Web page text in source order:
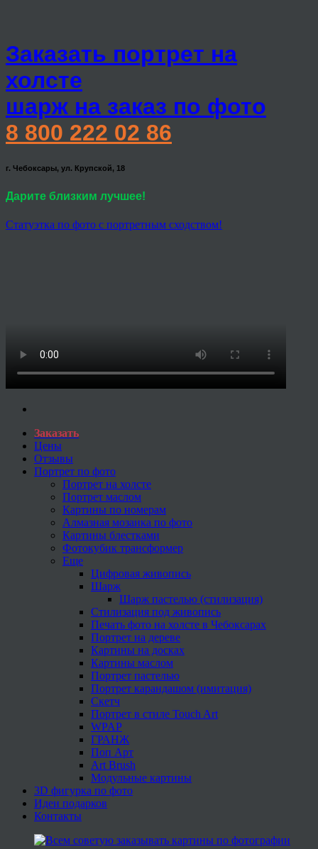
Заказать портрет на
холсте
шарж на заказ по фото
8 800 222 02 86
г. Чебоксары, ул. Крупской, 18
Дарите близким лучшее!
Статуэтка по фото с портретным сходством!
Заказать
Цены
Отзывы
Портрет по фото
Портрет на холсте
Портрет маслом
Картины по номерам
Алмазная мозаика по фото
Картины блестками
Фотокубик трансформер
Еще
Цифровая живопись
Шарж
Шарж пастелью (стилизация)
Стилизация под живопись
Печать фото на холсте в Чебоксарах
Портрет на дереве
Картины на досках
Картины маслом
Портрет пастелью
Портрет карандашом (имитация)
Скетч
Портрет в стиле Touch Art
WPAP
ГРАНЖ
Поп Арт
Art Brush
Модульные картины
3D фигурка по фото
Идеи подарков
Контакты